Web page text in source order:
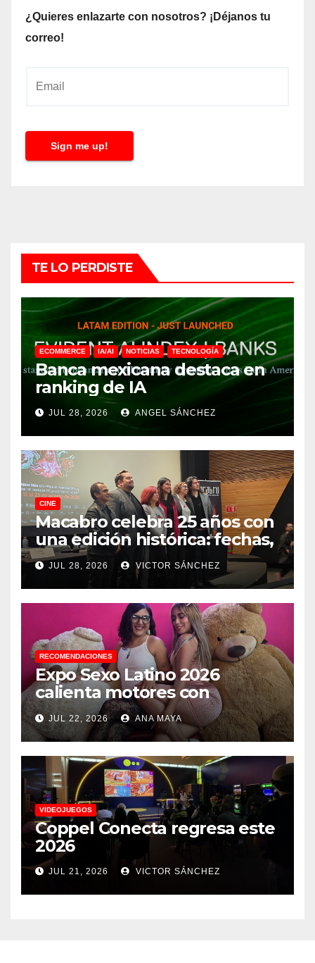
¿Quieres enlazarte con nosotros? ¡Déjanos tu
correo!
l
Sign me up!
TE LO PERDISTE
ECOMMERCE IA/AI NOTICIAS TECNOLOGÍA
Banca mexicana destaca en
ranking de IA
JUL 28, 2026 ANGEL SÁNCHEZ
CINE
Macabro celebra 25 años con
una edición histórica: fechas,
sedes, invitados y todo lo que
debes saber
JUL 28, 2026 VICTOR SÁNCHEZ
RECOMENDACIONES
Expo Sexo Latino 2026
calienta motores con
conferencia de prensa y
anuncia actividades para
todos los gustos
JUL 22, 2026 ANA MAYA
VIDEOJUEGOS
Coppel Conecta regresa este
2026
JUL 21, 2026 VICTOR SÁNCHEZ